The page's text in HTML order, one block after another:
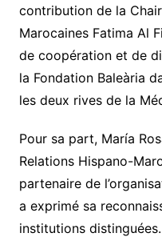
contribution de la
Marocaines Fatima Al
de coopération et de
la Fondation Baleària
les deux rives de la
Pour sa part, María
Relations Hispano-
partenaire de
a exprimé sa
institutions